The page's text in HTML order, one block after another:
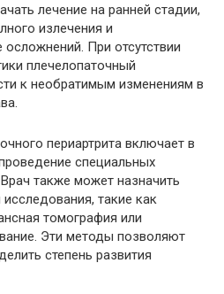
лечение на ранней стадии,
излечения и
При отсутствии
плечелопаточный
к необратимым изменениям в
периартрита включает в
специальных
также может назначить
такие как
томография или
Эти методы позволяют
степень развития